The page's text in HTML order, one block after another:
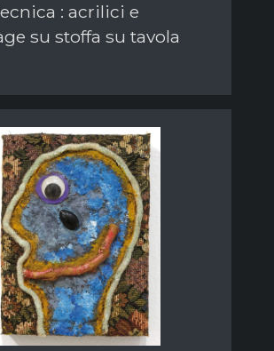
: acrilici e
su stoffa su tavola